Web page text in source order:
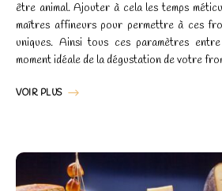
être animal. Ajouter à cela les temps
maîtres affineurs pour permettre à ces
uniques. Ainsi tous ces paramètres
moment idéale de la dégustation de votre
VOIR PLUS